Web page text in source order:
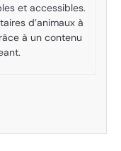
et accessibles.
d’animaux à
à un contenu